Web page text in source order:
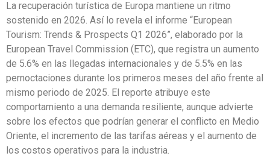
La recuperación turística de Europa mantiene un ritmo
sostenido en 2026. Así lo revela el informe “European
Tourism: Trends & Prospects Q1 2026”, elaborado por la
European Travel Commission (ETC), que registra un aumento
de 5.6% en las llegadas internacionales y de 5.5% en las
pernoctaciones durante los primeros meses del año frente al
mismo periodo de 2025. El reporte atribuye este
comportamiento a una demanda resiliente, aunque advierte
sobre los efectos que podrían generar el conflicto en Medio
Oriente, el incremento de las tarifas aéreas y el aumento de
los costos operativos para la industria.